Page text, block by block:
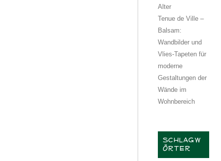
Alter
Tenue de Ville –
Balsam:
Wandbilder und
Vlies-Tapeten für
moderne
Gestaltungen der
Wände im
Wohnbereich
SCHLAGW
ÖRTER